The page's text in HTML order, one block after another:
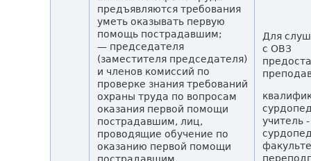
предъявляются требования
уметь оказывать первую
помощь пострадавшим;
— председателя
(заместителя председателя)
и членов комиссий по
проверке знания требований
охраны труда по вопросам
оказания первой помощи
пострадавшим, лиц,
проводящие обучение по
оказанию первой помощи
пострадавшим,
Для
с ОВЗ
учитель -